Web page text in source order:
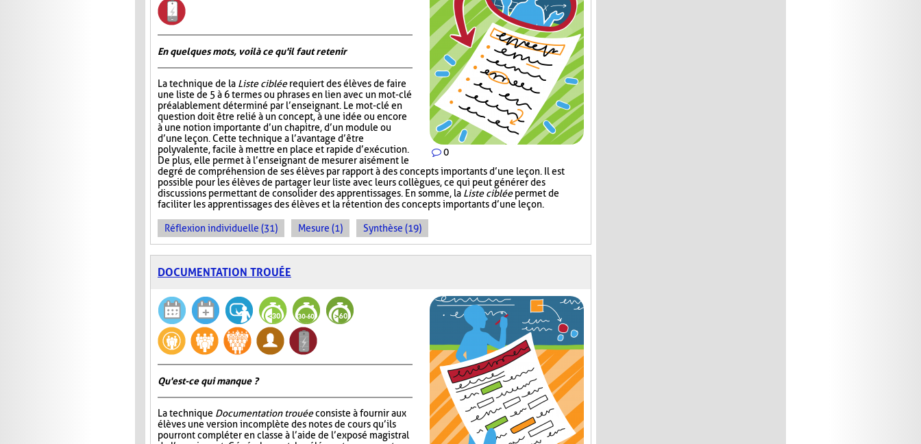
0
En quelques mots, voilà ce qu'il faut retenir
La technique de la Liste cibléerequiert des élèves de faire
une liste de 5 à 6 termes ou phrases en lien avec un mot-clé
préalablement déterminé par l’enseignant. Le mot-clé en
question doit être relié à un concept, à une idée ou encore
à une notion importante d’un chapitre, d’un module ou
d’une leçon. Cette technique a l’avantage d’être
polyvalente, facile à mettre en place et rapide d’exécution.
De plus, elle permet à l’enseignant de mesurer aisément le
degré de compréhension de ses élèves par rapport à des concepts importants d’une leçon. Il est
possible pour les élèves de partager leur liste avec leurs collègues, ce qui peut générer des
discussions permettant de consolider des apprentissages. En somme, la Liste cibléepermet de
faciliter les apprentissages des élèves et la rétention des concepts importants d’une leçon.
Réflexion individuelle (31) Mesure (1) Synthèse (19)
DOCUMENTATION TROUÉE
Qu'est-ce qui manque ?
La technique Documentation trouéeconsiste à fournir aux
élèves une version incomplète des notes de cours qu’ils
pourront compléter en classe à l’aide de l’exposé magistral